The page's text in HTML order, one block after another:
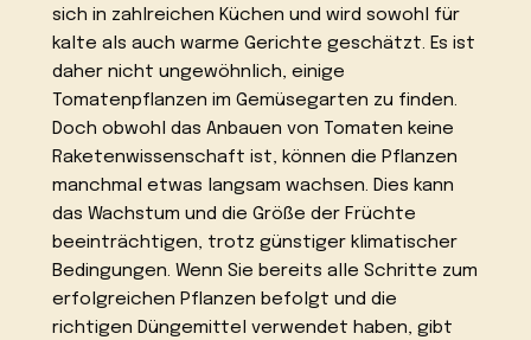
sich in zahlreichen Küchen und wird sowohl für
kalte als auch warme Gerichte geschätzt. Es ist
daher nicht ungewöhnlich, einige
Tomatenpflanzen im Gemüsegarten zu finden.
Doch obwohl das Anbauen von Tomaten keine
Raketenwissenschaft ist, können die Pflanzen
manchmal etwas langsam wachsen. Dies kann
das Wachstum und die Größe der Früchte
beeinträchtigen, trotz günstiger klimatischer
Bedingungen. Wenn Sie bereits alle Schritte zum
erfolgreichen Pflanzen befolgt und die
richtigen Düngemittel verwendet haben, gibt